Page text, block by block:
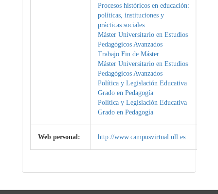
Procesos históricos en educación:
políticas, instituciones y
prácticas sociales
Máster Universitario en Estudios
Pedagógicos Avanzados
Trabajo Fin de Máster
Máster Universitario en Estudios
Pedagógicos Avanzados
Política y Legislación Educativa
Grado en Pedagogía
Política y Legislación Educativa
Grado en Pedagogía
Web personal: http://www.campusvirtual.ull.es